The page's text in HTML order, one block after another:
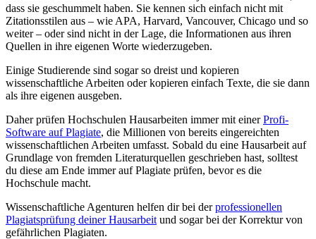
dass sie geschummelt haben. Sie kennen sich einfach nicht mit
Zitationsstilen aus – wie APA, Harvard, Vancouver, Chicago und so
weiter – oder sind nicht in der Lage, die Informationen aus ihren
Quellen in ihre eigenen Worte wiederzugeben.
Einige Studierende sind sogar so dreist und kopieren
wissenschaftliche Arbeiten oder kopieren einfach Texte, die sie dann
als ihre eigenen ausgeben.
Daher prüfen Hochschulen Hausarbeiten immer mit einerProfi-
Software auf Plagiate, die Millionen von bereits eingereichten
wissenschaftlichen Arbeiten umfasst. Sobald du eine Hausarbeit auf
Grundlage von fremden Literaturquellen geschrieben hast, solltest
du diese am Ende immer auf Plagiate prüfen, bevor es die
Hochschule macht.
Wissenschaftliche Agenturen helfen dir bei derprofessionellen
Plagiatsprüfung deiner Hausarbeit und sogar bei der Korrektur von
gefährlichen Plagiaten.